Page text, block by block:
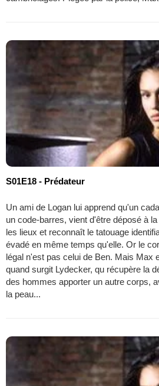
S01E18 - Prédateur
Un ami de Logan lui apprend qu'un
un code-barres, vient d'être déposé à
les lieux et reconnaît le tatouage
évadé en même temps qu'elle. Or le
légal n'est pas celui de Ben. Mais Max
quand surgit Lydecker, qu récupère la
des hommes apporter un autre corps,
la peau...